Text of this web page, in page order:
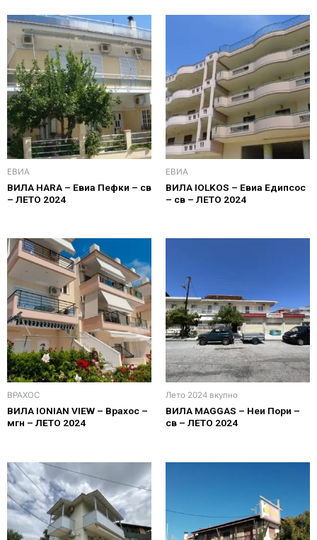
ЕВИА
ВИЛА HARA – Евиа Пефки – св
– ЛЕТО 2024
ЕВИА
ВИЛА IOLKOS – Евиа Едипсос
– св – ЛЕТО 2024
ВРАХОС
ВИЛА IONIAN VIEW – Врахос –
мгн – ЛЕТО 2024
Лето 2024 вкупно
ВИЛА MAGGAS – Неи Пори –
св – ЛЕТО 2024